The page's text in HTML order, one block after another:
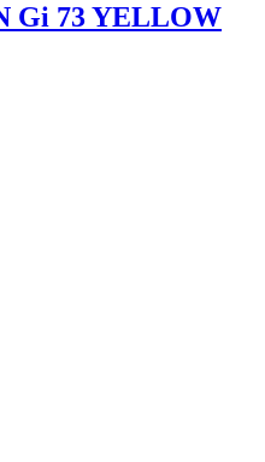
Gi 73 YELLOW